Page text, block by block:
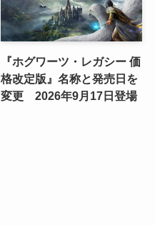
『ホグワーツ・レガシー 価
格改定版』名称と発売日を
変更 2026年9月17日登場